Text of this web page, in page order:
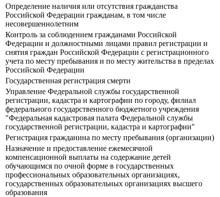
Определение наличия или отсутствия гражданства
Российской Федерации гражданам, в том числе
несовершеннолетним
Контроль за соблюдением гражданами Российской
Федерации и должностными лицами правил регистрации и
снятия граждан Российской Федерации с регистрационного
учета по месту пребывания и по месту жительства в пределах
Российской Федерации
Государственная регистрация смерти
Управление Федеральной службы государственной
регистрации, кадастра и картографии по городу, филиал
федерального государственного бюджетного учреждения
"Федеральная кадастровая палата Федеральной службы
государственной регистрации, кадастра и картографии"
Регистрация гражданина по месту пребывания (организации)
Назначение и предоставление ежемесячной
компенсационной выплаты на содержание детей
обучающимся по очной форме в государственных
профессиональных образовательных организациях,
государственных образовательных организациях высшего
образования